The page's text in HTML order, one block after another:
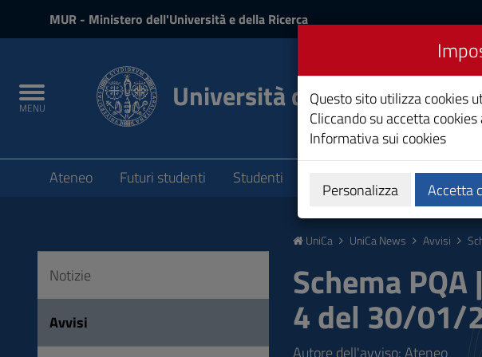
Contenuto
navigazione
MUR - Ministero dell'Università e della Ricerca
Toggle
navigation
MENU Università degli Studi di
Submenu
Ateneo Futuri studenti Studenti Ricerca
UniCa UniCa News Avvisi
Schema
4 del 30/01/
Autore dell'avviso: Ateneo
Notizie
Avvisi
Questo sito utilizza cookies
Cliccando su accetta
Informativa sui cookies
Personalizza Accetta